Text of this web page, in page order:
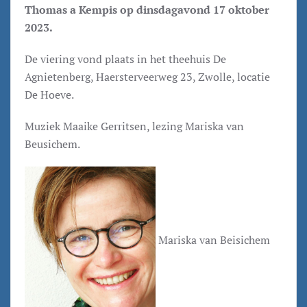
Thomas a Kempis op dinsdagavond 17 oktober
2023.
De viering vond plaats in het theehuis De
Agnietenberg, Haersterveerweg 23, Zwolle, locatie
De Hoeve.
Muziek Maaike Gerritsen, lezing Mariska van
Beusichem.
Mariska van Beisichem